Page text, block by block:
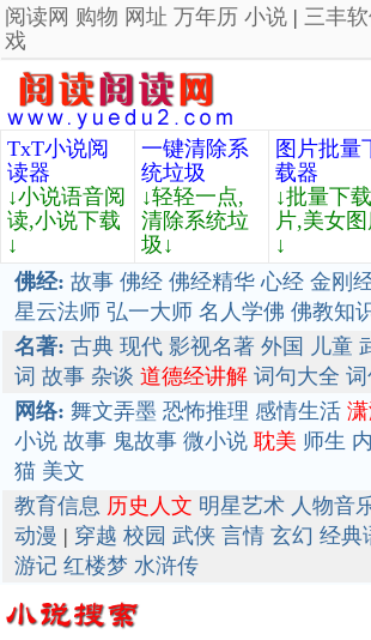
阅读网 购物 网址 万年历 小说 | 三丰
戏
TxT小说阅
读器
↓小说语音阅
读,小说下载
↓
一键清除系
统垃圾
↓轻轻一点,
清除系统垃
圾↓
图片批量
载器
↓批量下
片,美女
↓
佛经: 故事 佛经 佛经精华 心经 金刚
星云法师 弘一大师 名人学佛 佛教知
名著: 古典 现代 影视名著 外国 儿童
词 故事 杂谈 道德经讲解 词句大全
网络: 舞文弄墨 恐怖推理 感情生活
小说 故事 鬼故事 微小说 耽美 师生
猫 美文
教育信息 历史人文 明星艺术 人物音
动漫 | 穿越 校园 武侠 言情 玄幻 经典
游记 红楼梦 水浒传